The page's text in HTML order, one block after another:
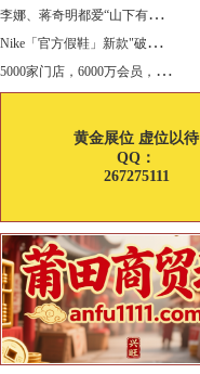
李
娜、蒋奇明都爱“山下有松”！东方美学包袋，为什么引领风向？
N
ike「官方假鞋」新款"破防退出游戏"曝光，确认发售
5
000家门店，6000万会员，30亿“内衣大王”大手笔分红！
黄金展位 虚位以待
QQ：
267275111